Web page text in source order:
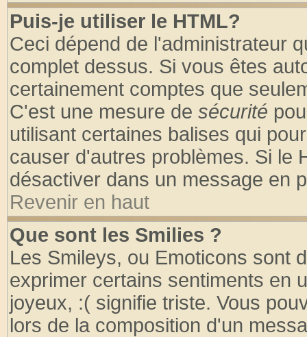
Puis-je utiliser le HTML?
Ceci dépend de l'administrateur
complet dessus. Si vous êtes
certainement comptes que
C'est une mesure de sécurité
utilisant certaines balises qui
causer d'autres problèmes. Si le
désactiver dans un message en
Revenir en haut
Que sont les Smilies ?
Les Smileys, ou Emoticons sont
exprimer certains sentiments en
joyeux, :( signifie triste. Vous
lors de la composition d'un